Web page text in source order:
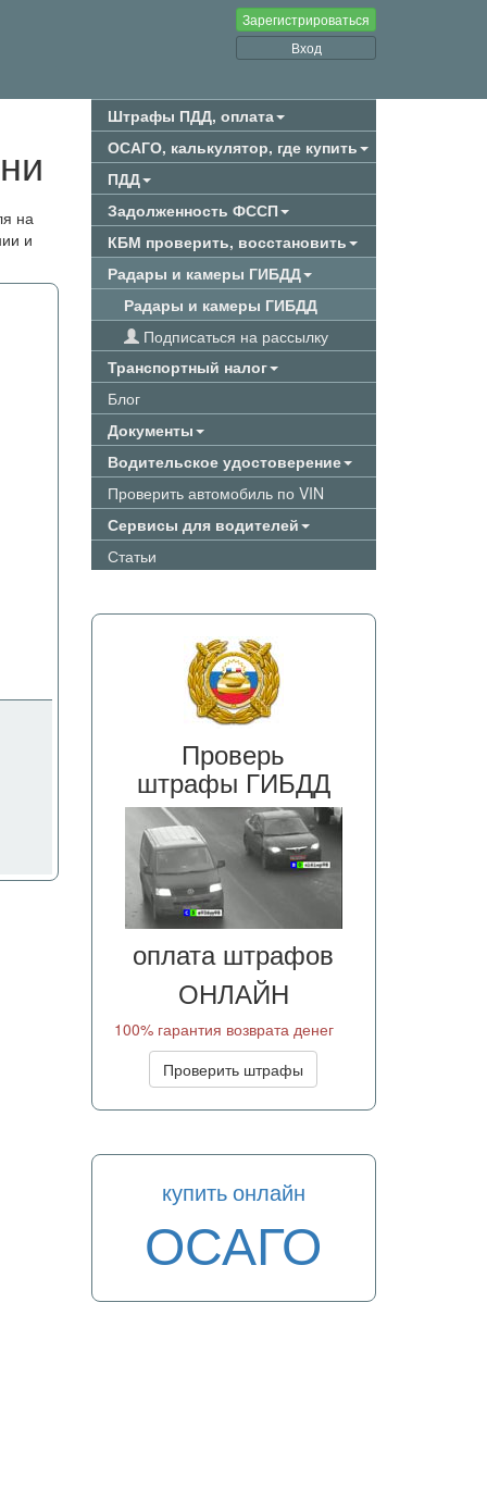
Зарегистрироваться
Вход
на
и
Штрафы ПДД, оплата
ОСАГО, калькулятор, где купить
ПДД
Задолженность ФССП
КБМ проверить, восстановить
Радары и камеры ГИБДД
Радары и камеры ГИБДД
Подписаться на рассылку
Транспортный налог
Блог
Документы
Водительское удостоверение
Проверить автомобиль по VIN
Сервисы для водителей
Статьи
Проверь
штрафы ГИБДД
оплата штрафов
ОНЛАЙН
100% гарантия возврата денег
Проверить штрафы
купить онлайн
ОСАГО